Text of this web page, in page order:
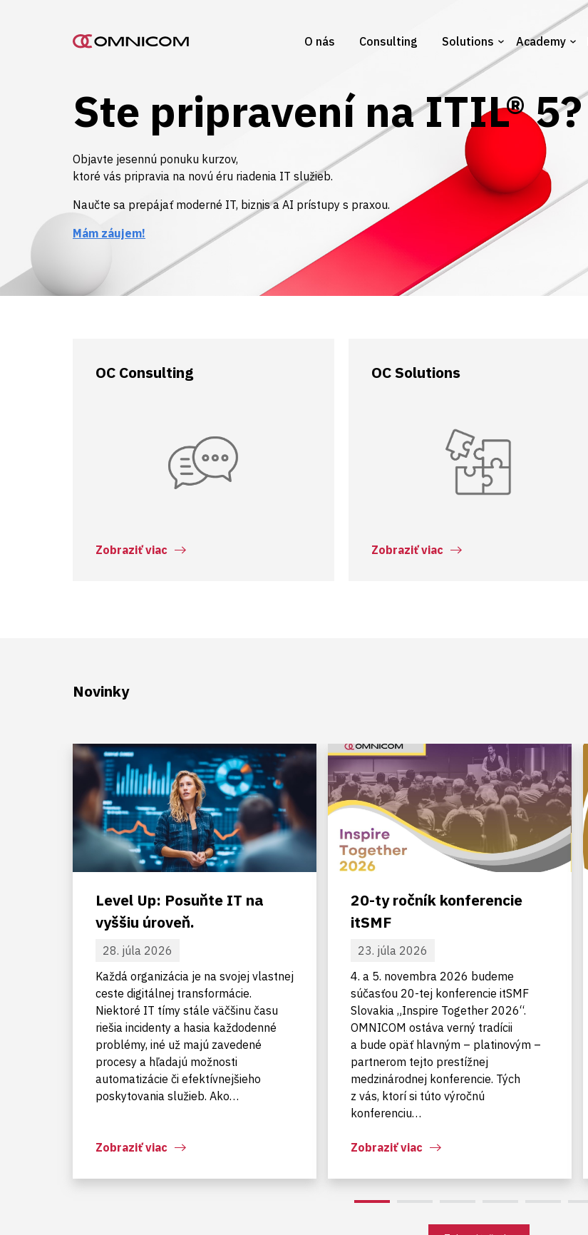
O nás Consulting Solutions Academy
Ste pripravení na ITIL® 5?
Objavte jesennú ponuku kurzov,
ktoré vás pripravia na novú éru riadenia IT služieb.
Naučte sa prepájať moderné IT, biznis a AI prístupy s praxou.
Mám záujem!
OC Consulting
Zobraziť viac
OC Solutions
Zobraziť viac
Novinky
Level Up: Posuňte IT na
vyššiu úroveň.
28. júla 2026
Každá organizácia je na svojej vlastnej
ceste digitálnej transformácie.
Niektoré IT tímy stále väčšinu času
riešia incidenty a hasia každodenné
problémy, iné už majú zavedené
procesy a hľadajú možnosti
automatizácie či efektívnejšieho
poskytovania služieb. Ako…
Zobraziť viac
20-ty ročník konferencie
itSMF
23. júla 2026
4. a 5. novembra 2026 budeme
súčasťou 20-tej konferencie itSMF
Slovakia „Inspire Together 2026“.
OMNICOM ostáva verný tradícii
a bude opäť hlavným – platinovým –
partnerom tejto prestížnej
medzinárodnej konferencie. Tých
z vás, ktorí si túto výročnú
konferenciu…
Zobraziť viac